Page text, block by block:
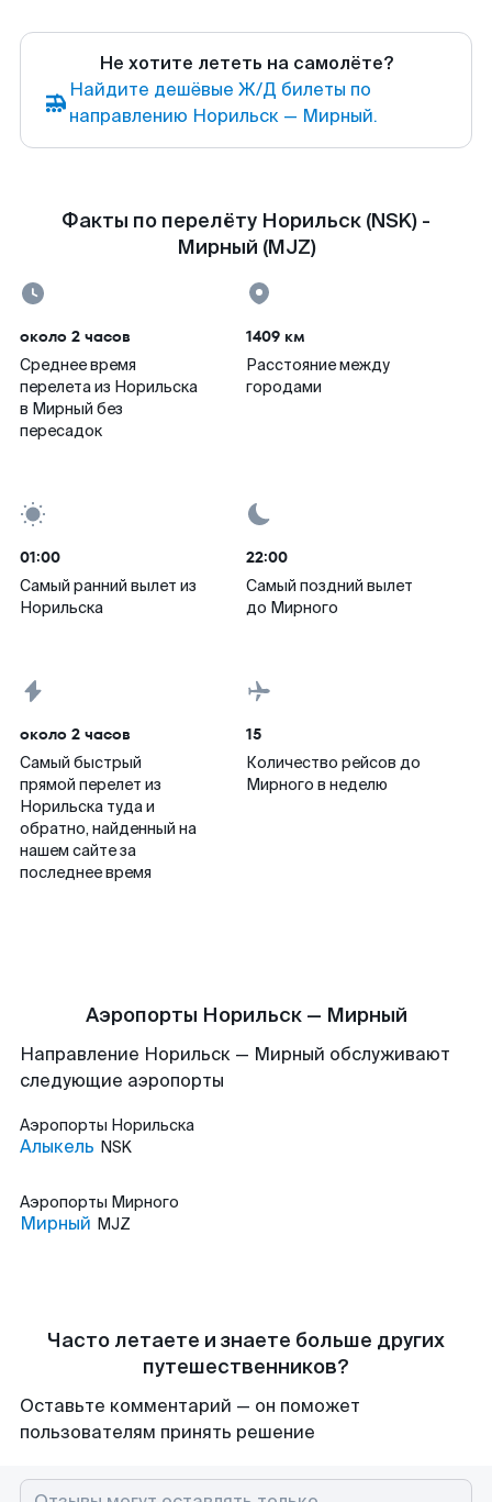
Не хотите лететь на самолёте?
Найдите дешёвые Ж/Д билеты по
направлению Норильск — Мирный.
Факты по перелёту Норильск (NSK) -
Мирный (MJZ)
около 2 часов
Среднее время
перелета из Норильска
в Мирный без
пересадок
1409 км
Расстояние между
городами
01:00
Самый ранний вылет из
Норильска
22:00
Самый поздний вылет
до Мирного
около 2 часов
Самый быстрый
прямой перелет из
Норильска туда и
обратно, найденный на
нашем сайте за
последнее время
15
Количество рейсов до
Мирного в неделю
Аэропорты Норильск — Мирный
Направление Норильск — Мирный обслуживают
следующие аэропорты
Аэропорты Норильска
Алыкель NSK
Аэропорты Мирного
Мирный MJZ
Часто летаете и знаете больше других
путешественников?
Оставьте комментарий — он поможет
пользователям принять решение